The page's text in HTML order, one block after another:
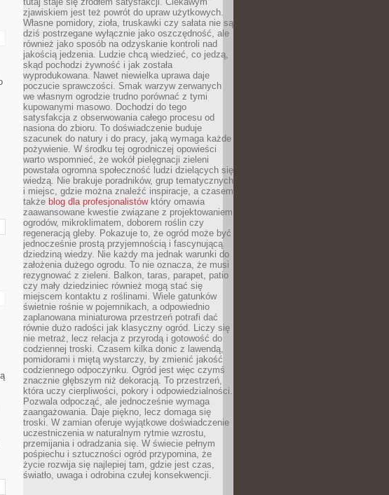
zjawiskiem jest też powrót do upraw użytkowych.
Własne pomidory, zioła, truskawki czy sałata nie są
dziś postrzegane wyłącznie jako oszczędność, ale
również jako sposób na odzyskanie kontroli nad
jakością jedzenia. Ludzie chcą wiedzieć, co jedzą,
skąd pochodzi żywność i jak została
wyprodukowana. Nawet niewielka uprawa daje
poczucie sprawczości. Smak warzyw zerwanych
we własnym ogrodzie trudno porównać z tymi
kupowanymi masowo. Dochodzi do tego
satysfakcja z obserwowania całego procesu od
nasiona do zbioru. To doświadczenie buduje
szacunek do natury i do pracy, jaką wymaga każde
pożywienie. W środku tej ogrodniczej opowieści
warto wspomnieć, że wokół pielęgnacji zieleni
powstała ogromna społeczność ludzi dzielących się
wiedzą. Nie brakuje poradników, grup tematycznych
i miejsc, gdzie można znaleźć inspiracje, a czasem
także blog dla profesjonalistówktóry omawia
zaawansowane kwestie związane z projektowaniem
ogrodów, mikroklimatem, doborem roślin czy
regeneracją gleby. Pokazuje to, że ogród może być
jednocześnie prostą przyjemnością i fascynującą
dziedziną wiedzy. Nie każdy ma jednak warunki do
założenia dużego ogrodu. To nie oznacza, że musi
rezygnować z zieleni. Balkon, taras, parapet, patio
czy mały dziedziniec również mogą stać się
miejscem kontaktu z roślinami. Wiele gatunków
świetnie rośnie w pojemnikach, a odpowiednio
zaplanowana miniaturowa przestrzeń potrafi dać
równie dużo radości jak klasyczny ogród. Liczy się
nie metraż, lecz relacja z przyrodą i gotowość do
codziennej troski. Czasem kilka donic z lawendą,
pomidorami i miętą wystarczy, by zmienić jakość
codziennego odpoczynku. Ogród jest więc czymś
znacznie głębszym niż dekoracją. To przestrzeń,
która uczy cierpliwości, pokory i odpowiedzialności.
Pozwala odpocząć, ale jednocześnie wymaga
zaangażowania. Daje piękno, lecz domaga się
troski. W zamian oferuje wyjątkowe doświadczenie
uczestniczenia w naturalnym rytmie wzrostu,
przemijania i odradzania się. W świecie pełnym
pośpiechu i sztuczności ogród przypomina, że
życie rozwija się najlepiej tam, gdzie jest czas,
światło, uwaga i odrobina czułej konsekwencji.